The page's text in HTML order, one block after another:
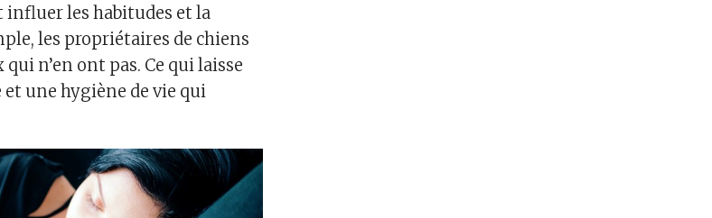
influer les habitudes et la
les propriétaires de chiens
n’en ont pas. Ce qui laisse
une hygiène de vie qui